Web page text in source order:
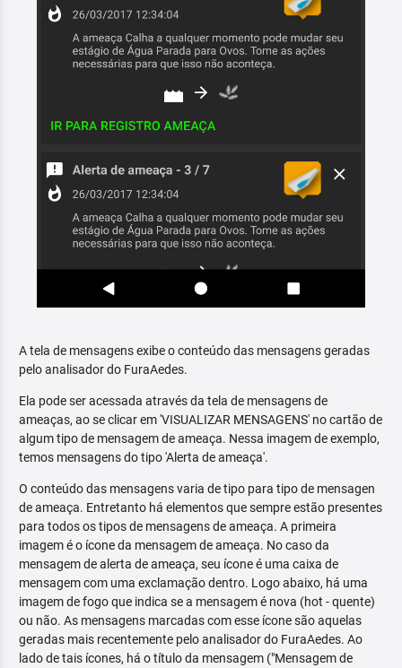
A tela de mensagens exibe o conteúdo das mensagens geradas
pelo analisador do FuraAedes.
Ela pode ser acessada através da tela de mensagens de
ameaças, ao se clicar em 'VISUALIZAR MENSAGENS' no cartão de
algum tipo de mensagem de ameaça. Nessa imagem de exemplo,
temos mensagens do tipo 'Alerta de ameaça'.
O conteúdo das mensagens varia de tipo para tipo de mensagen
de ameaça. Entretanto há elementos que sempre estão presentes
para todos os tipos de mensagens de ameaça. A primeira
imagem é o ícone da mensagem de ameaça. No caso da
mensagem de alerta de ameaça, seu ícone é uma caixa de
mensagem com uma exclamação dentro. Logo abaixo, há uma
imagem de fogo que indica se a mensagem é nova (hot - quente)
ou não. As mensagens marcadas com esse ícone são aquelas
geradas mais recentemente pelo analisador do FuraAedes. Ao
lado de tais ícones, há o título da mensagem ("Mensagem de